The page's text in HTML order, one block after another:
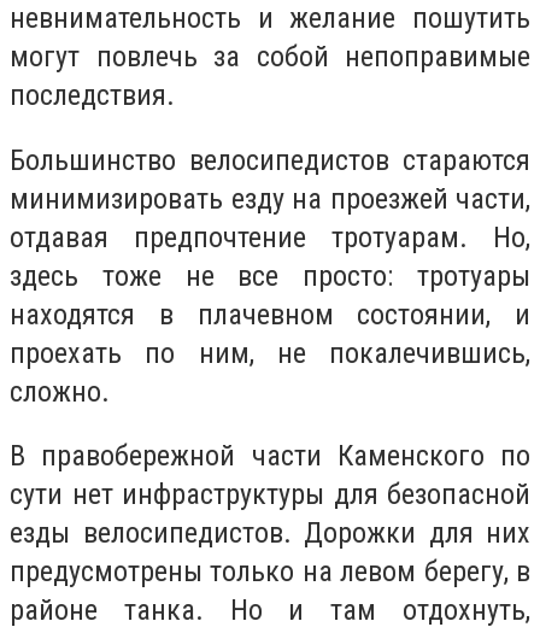
невнимательность и желание пошутить
могут повлечь за собой непоправимые
последствия.
Большинство велосипедистов стараются
минимизировать езду на проезжей части,
отдавая предпочтение тротуарам. Но,
здесь тоже не все просто: тротуары
находятся в плачевном состоянии, и
проехать по ним, не покалечившись,
сложно.
В правобережной части Каменского по
сути нет инфраструктуры для безопасной
езды велосипедистов. Дорожки для них
предусмотрены только на левом берегу, в
районе танка. Но и там отдохнуть,